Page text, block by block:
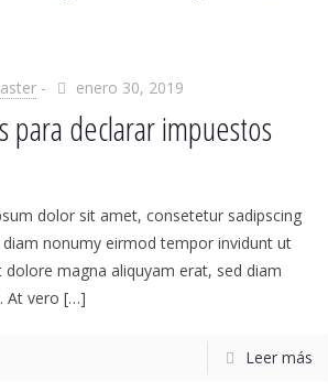
- enero 30, 2019
para declarar impuestos
dolor sit amet, consetetur sadipscing
diam nonumy eirmod tempor invidunt ut
dolore magna aliquyam erat, sed diam
At vero […]
Leer más